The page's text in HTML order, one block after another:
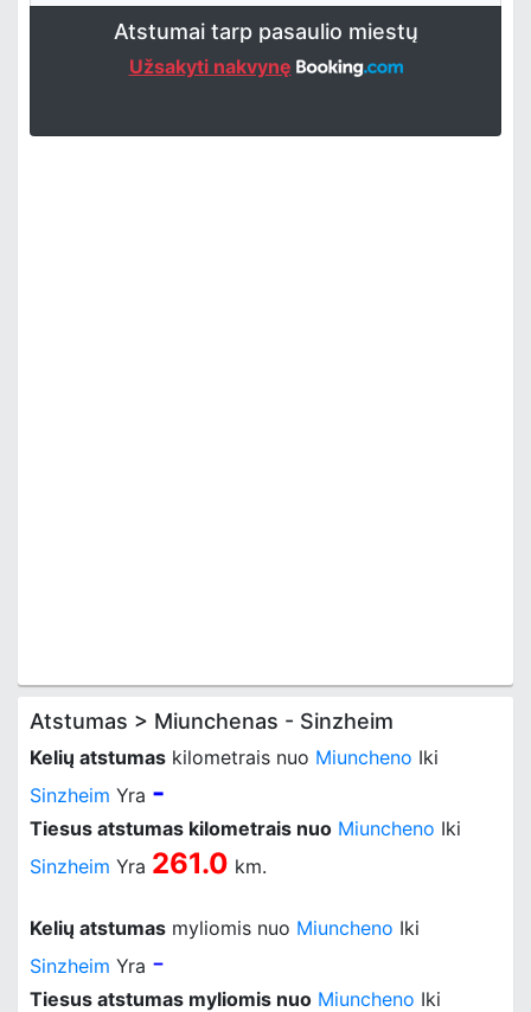
Atstumai tarp pasaulio miestų
Užsakyti nakvynę
Atstumas > Miunchenas - Sinzheim
Kelių atstumas kilometrais nuo Miuncheno Iki
Sinzheim Yra -
Tiesus atstumas kilometrais nuo Miuncheno Iki
Sinzheim Yra 261.0 km.
Kelių atstumas myliomis nuo Miuncheno Iki
Sinzheim Yra -
Tiesus atstumas myliomis nuo Miuncheno Iki